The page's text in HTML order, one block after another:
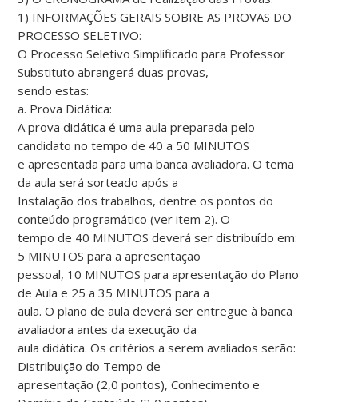
1) INFORMAÇÕES GERAIS SOBRE AS PROVAS DO
PROCESSO SELETIVO:
O Processo Seletivo Simplificado para Professor
Substituto abrangerá duas provas,
sendo estas:
a. Prova Didática:
A prova didática é uma aula preparada pelo
candidato no tempo de 40 a 50 MINUTOS
e apresentada para uma banca avaliadora. O tema
da aula será sorteado após a
Instalação dos trabalhos, dentre os pontos do
conteúdo programático (ver item 2). O
tempo de 40 MINUTOS deverá ser distribuído em:
5 MINUTOS para a apresentação
pessoal, 10 MINUTOS para apresentação do Plano
de Aula e 25 a 35 MINUTOS para a
aula. O plano de aula deverá ser entregue à banca
avaliadora antes da execução da
aula didática. Os critérios a serem avaliados serão:
Distribuição do Tempo de
apresentação (2,0 pontos), Conhecimento e